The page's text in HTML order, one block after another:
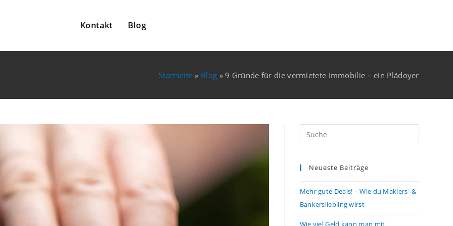
Kontakt Blog
Startseite » Blog »9 Gründe für die vermietete Immobilie – ein Plädoyer
Neueste Beiträge
Mehr gute Deals! – Wie du Maklers- &
Bankersliebling wirst
Wie viel Geld kann man mit